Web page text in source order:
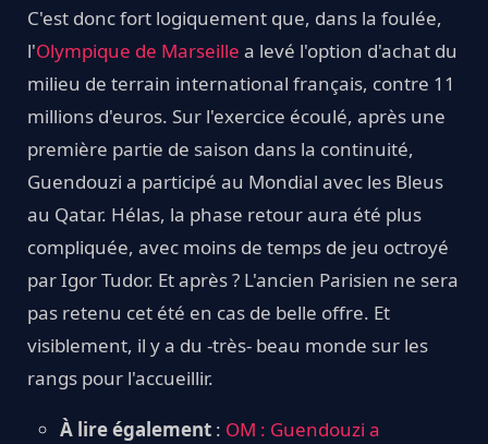
C'est donc fort logiquement que, dans la foulée,
l'Olympique de Marseille a levé l'option d'achat du
milieu de terrain international français, contre 11
millions d'euros. Sur l'exercice écoulé, après une
première partie de saison dans la continuité,
Guendouzi a participé au Mondial avec les Bleus
au Qatar. Hélas, la phase retour aura été plus
compliquée, avec moins de temps de jeu octroyé
par Igor Tudor. Et après ? L'ancien Parisien ne sera
pas retenu cet été en cas de belle offre. Et
visiblement, il y a du -très- beau monde sur les
rangs pour l'accueillir.
À lire également : OM : Guendouzi a